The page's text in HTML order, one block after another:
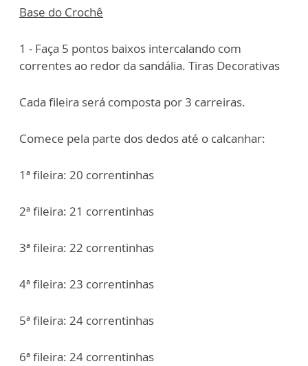
Base do Crochê
1 - Faça 5 pontos baixos intercalando com
correntes ao redor da sandália. Tiras Decorativas
Cada fileira será composta por 3 carreiras.
Comece pela parte dos dedos até o calcanhar:
1ª fileira: 20 correntinhas
2ª fileira: 21 correntinhas
3ª fileira: 22 correntinhas
4ª fileira: 23 correntinhas
5ª fileira: 24 correntinhas
6ª fileira: 24 correntinhas